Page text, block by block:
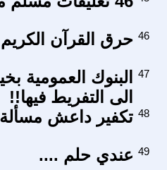
حرق القرآن الكريم 46
البنوك العمومية
الى التفريط فيها!!
47
تكفير داعش 48
عندي حلم .... 49